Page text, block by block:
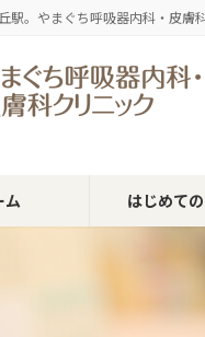
駅。やまぐち呼吸器内科・皮膚
ム はじめて